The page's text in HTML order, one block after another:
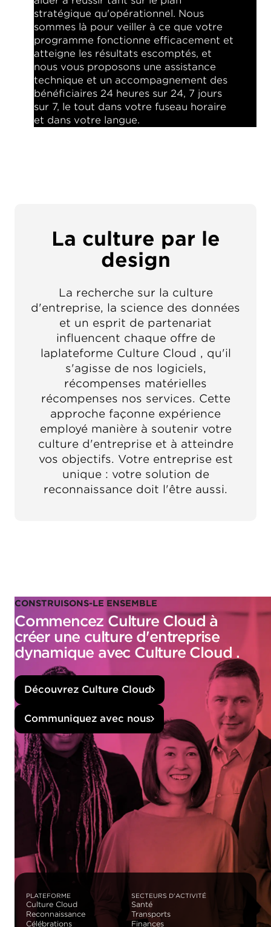
stratégique qu'opérationnel. Nous
sommes là pour veiller à ce que votre
programme fonctionne efficacement et
atteigne les résultats escomptés, et
nous vous proposons une assistance
technique et un accompagnement des
bénéficiaires 24 heures sur 24, 7 jours
sur 7, le tout dans votre fuseau horaire
et dans votre langue.
La culture par le
design
La recherche sur la culture
d'entreprise, la science des données
et un esprit de partenariat
influencent chaque offre de
laplateforme Culture Cloud , qu'il
s'agisse de nos logiciels,
récompenses matérielles
récompenses nos services. Cette
approche façonne expérience
employé manière à soutenir votre
culture d'entreprise et à atteindre
vos objectifs. Votre entreprise est
unique : votre solution de
reconnaissance doit l'être aussi.
CONSTRUISONS-LE ENSEMBLE
Commencez Culture Cloud à
créer une culture d'entreprise
dynamique avec Culture Cloud .
Découvrez Culture Cloud
Communiquez avec nous
PLATEFORME
Culture Cloud
Reconnaissance
Célébrations
SECTEURS D'ACTIVITÉ
Santé
Transports
Finances